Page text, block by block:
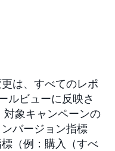
は、すべてのレポ
ルビューに反映さ
象キャンペーンの
バージョン指標
（例：購入（すべ